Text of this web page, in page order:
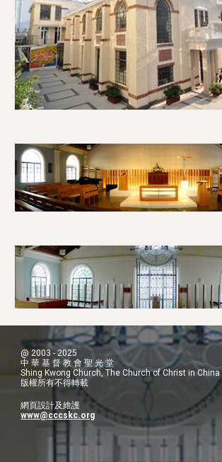
@ 2003 - 2025
中 華 基 督 教 會 聖 光 堂
Shing Kwong Church, The Church of Christ in China
版權所有不得轉載
網頁設計及維護
www@cccskc.org